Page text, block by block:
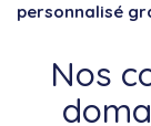
personnalisé
Nos